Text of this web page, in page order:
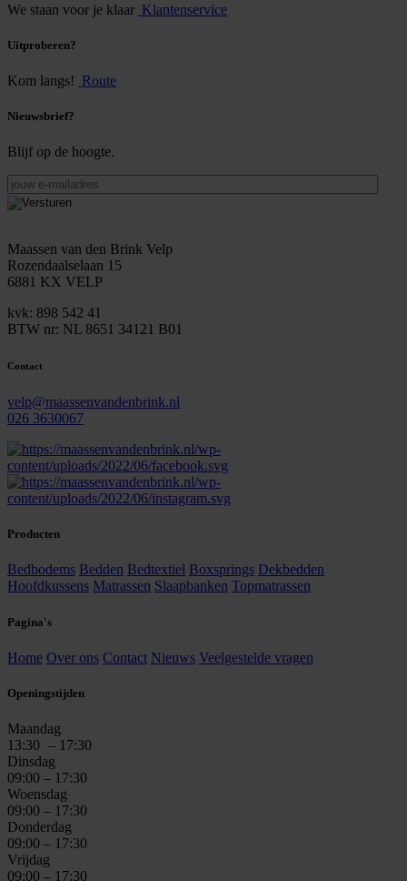
We staan voor je klaar Klantenservice
Uitproberen?
Kom langs! Route
Nieuwsbrief?
Blijf op de hoogte.
jouw
e-
mailadres
Maassen van den Brink Velp
Rozendaalselaan 15
6881 KX VELP
kvk: 898 542 41
BTW nr: NL 8651 34121 B01
Contact
velp@maassenvandenbrink.nl
026 3630067
Producten
Bedbodems Bedden Bedtextiel Boxsprings Dekbedden
Hoofdkussens Matrassen Slaapbanken Topmatrassen
Pagina's
Home Over ons Contact Nieuws Veelgestelde vragen
Openingstijden
Maandag
13:30 – 17:30
Dinsdag
09:00 – 17:30
Woensdag
09:00 – 17:30
Donderdag
09:00 – 17:30
Vrijdag
09:00 – 17:30